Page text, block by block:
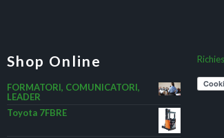
Shop Online
FORMATORI, COMUNICATORI,
LEADER
Toyota 7FBRE